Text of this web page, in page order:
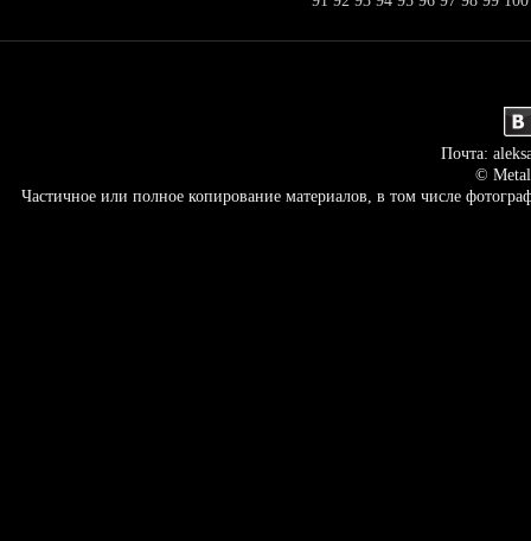
Почта:
©
Частичное или полное копирование материалов, в том числе